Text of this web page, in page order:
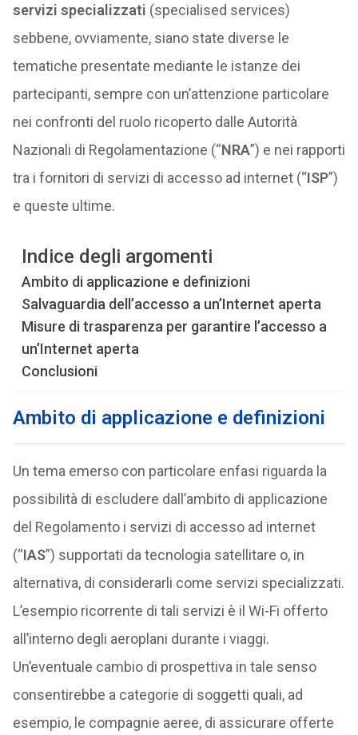
servizi specializzati (specialised services)
sebbene, ovviamente, siano state diverse le
tematiche presentate mediante le istanze dei
partecipanti, sempre con un’attenzione particolare
nei confronti del ruolo ricoperto dalle Autorità
Nazionali di Regolamentazione (“NRA”) e nei rapporti
tra i fornitori di servizi di accesso ad internet (“ISP”)
e queste ultime.
Indice degli argomenti
Ambito di applicazione e definizioni
Salvaguardia dell’accesso a un’Internet aperta
Misure di trasparenza per garantire l’accesso a
un’Internet aperta
Conclusioni
Ambito di applicazione e definizioni
Un tema emerso con particolare enfasi riguarda la
possibilità di escludere dall’ambito di applicazione
del Regolamento i servizi di accesso ad internet
(“IAS”) supportati da tecnologia satellitare o, in
alternativa, di considerarli come servizi specializzati.
L’esempio ricorrente di tali servizi è il Wi-Fi offerto
all’interno degli aeroplani durante i viaggi.
Un’eventuale cambio di prospettiva in tale senso
consentirebbe a categorie di soggetti quali, ad
esempio, le compagnie aeree, di assicurare offerte